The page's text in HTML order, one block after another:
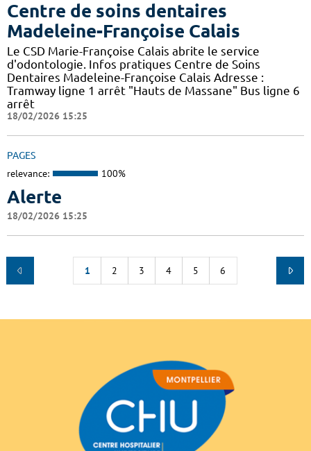
Centre de soins dentaires
Madeleine-Françoise Calais
Le CSD Marie-Françoise Calais abrite le service
d'odontologie. Infos pratiques Centre de Soins
Dentaires Madeleine-Françoise Calais Adresse :
Tramway ligne 1 arrêt "Hauts de Massane" Bus ligne 6
arrêt
18/02/2026 15:25
PAGES
relevance: 100%
Alerte
18/02/2026 15:25
1 2 3 4 5 6